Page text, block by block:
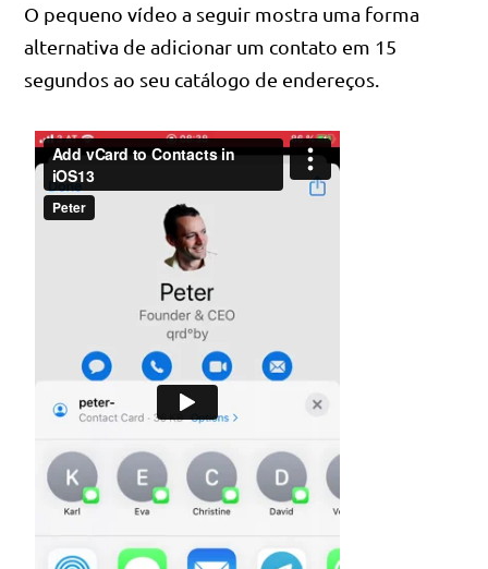
O pequeno vídeo a seguir mostra uma forma
alternativa de adicionar um contato em 15
segundos ao seu catálogo de endereços.